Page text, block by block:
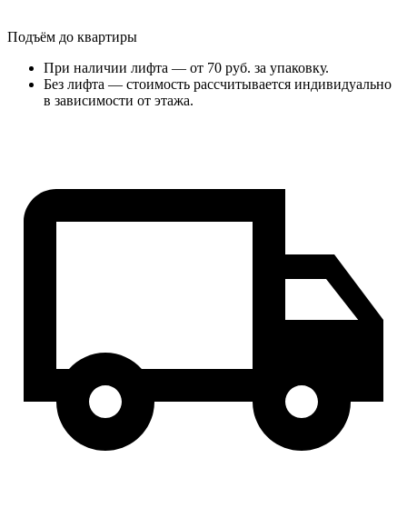
Подъём до квартиры
При наличии лифта — от 70 руб. за упаковку.
Без лифта — стоимость рассчитывается индивидуально
в зависимости от этажа.